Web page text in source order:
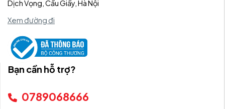
Dịch Vọng, Cầu Giấy, Hà Nội
Xem đường đi
Bạn cần hỗ trợ?
0789068666